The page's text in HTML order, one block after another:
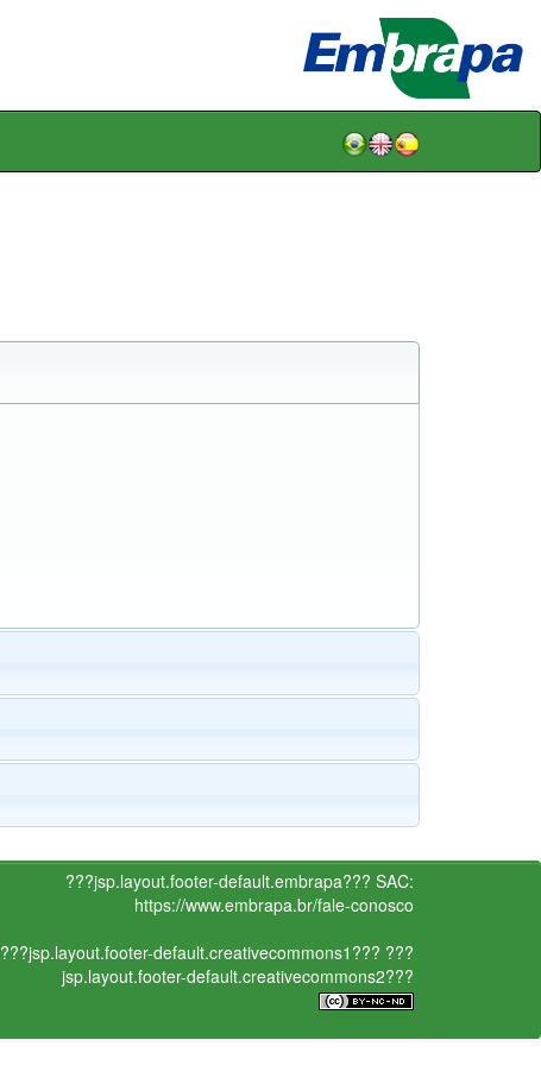
???jsp.layout.footer-default.embrapa??? SAC:
https://www.embrapa.br/fale-conosco
???jsp.layout.footer-default.creativecommons1??? ???
jsp.layout.footer-default.creativecommons2???